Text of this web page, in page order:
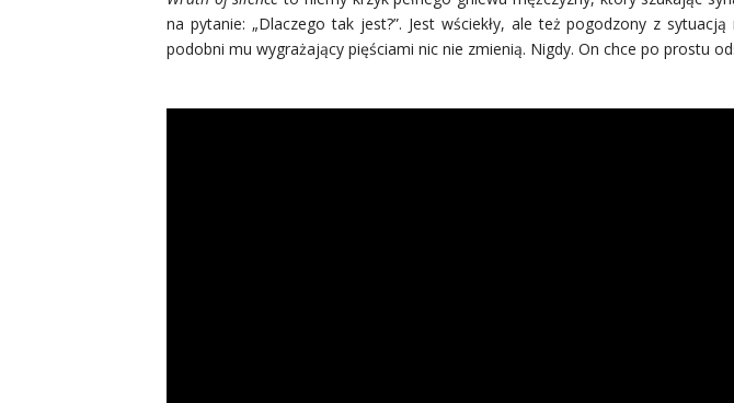
na pytanie: „Dlaczego tak jest?”. Jest wściekły, ale też pogodzony z
podobni mu wygrażający pięściami nic nie zmienią. Nigdy. On chce po prostu